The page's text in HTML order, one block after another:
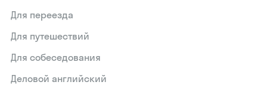
Для переезда
Для путешествий
Для собеседования
Деловой английский